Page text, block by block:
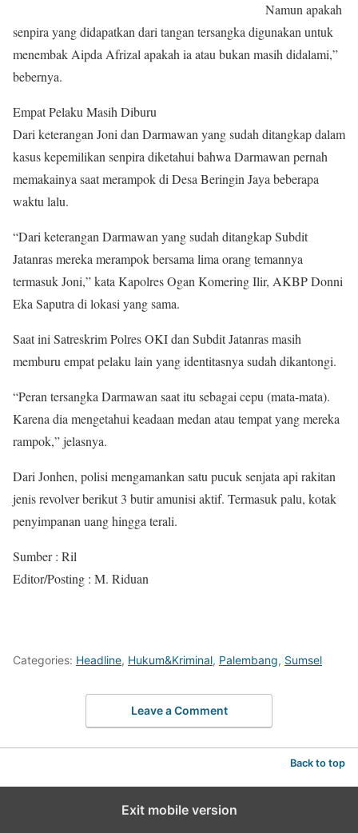
Namun apakah
senpira yang didapatkan dari tangan tersangka digunakan untuk
menembak Aipda Afrizal apakah ia atau bukan masih didalami,”
bebernya.
Empat Pelaku Masih Diburu
Dari keterangan Joni dan Darmawan yang sudah ditangkap dalam
kasus kepemilikan senpira diketahui bahwa Darmawan pernah
memakainya saat merampok di Desa Beringin Jaya beberapa
waktu lalu.
“Dari keterangan Darmawan yang sudah ditangkap Subdit
Jatanras mereka merampok bersama lima orang temannya
termasuk Joni,” kata Kapolres Ogan Komering Ilir, AKBP Donni
Eka Saputra di lokasi yang sama.
Saat ini Satreskrim Polres OKI dan Subdit Jatanras masih
memburu empat pelaku lain yang identitasnya sudah dikantongi.
“Peran tersangka Darmawan saat itu sebagai cepu (mata-mata).
Karena dia mengetahui keadaan medan atau tempat yang mereka
rampok,” jelasnya.
Dari Jonhen, polisi mengamankan satu pucuk senjata api rakitan
jenis revolver berikut 3 butir amunisi aktif. Termasuk palu, kotak
penyimpanan uang hingga terali.
Sumber : Ril
Editor/Posting : M. Riduan
Categories: Headline, Hukum&Kriminal, Palembang, Sumsel
Leave a Comment
Back to top
Exit mobile version